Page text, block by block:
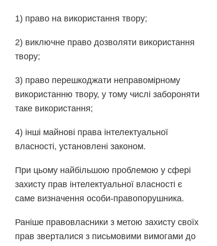
1) право на використання твору;
2) виключне право дозволяти використання
твору;
3) право перешкоджати неправомірному
використанню твору, у тому числі забороняти
таке використання;
4) інші майнові права інтелектуальної
власності, установлені законом.
При цьому найбільшою проблемою у сфері
захисту прав інтелектуальної власності є
саме визначення особи-правопорушника.
Раніше правовласники з метою захисту своїх
прав зверталися з письмовими вимогами до